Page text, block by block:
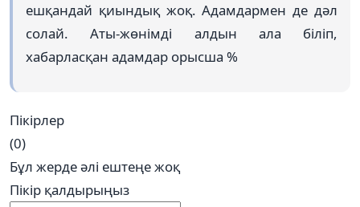
ешқандай қиындық жоқ. Адамдармен де дәл
солай. Аты-жөнімді алдын ала біліп,
хабарласқан адамдар орысша %
Пікірлер
(0)
Бұл жерде әлі ештеңе жоқ
Пікір қалдырыңыз